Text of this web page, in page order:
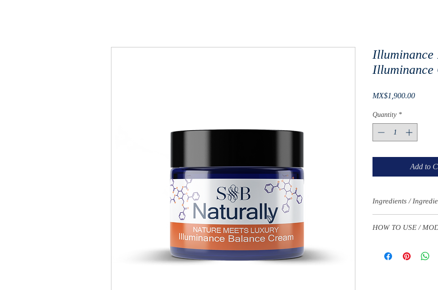
Illuminance
Illuminance
MX$1,900.00Price
Quantity *
Add to
Ingredients /
Chardonnay Grape
Sativus), Geranium
HOW TO USE /
massaging lightly until